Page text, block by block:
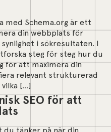
med Schema.org är ett
din webbplats för
i sökresultaten. I
steg för steg hur du
för att maximera din
relevant strukturerad
[…]
SEO för att